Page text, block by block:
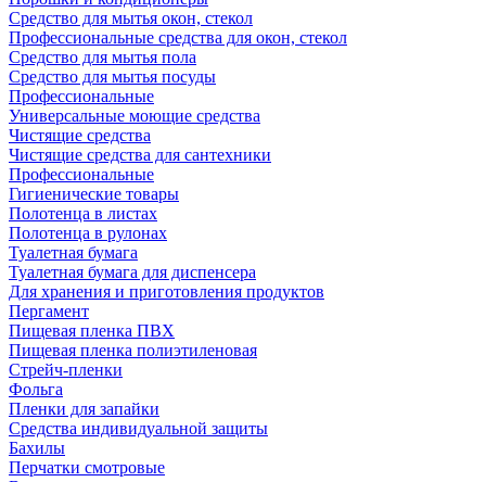
Средство для мытья окон, стекол
Профессиональные средства для окон, стекол
Средство для мытья пола
Средство для мытья посуды
Профессиональные
Универсальные моющие средства
Чистящие средства
Чистящие средства для сантехники
Профессиональные
Гигиенические товары
Полотенца в листах
Полотенца в рулонах
Туалетная бумага
Туалетная бумага для диспенсера
Для хранения и приготовления продуктов
Пергамент
Пищевая пленка ПВХ
Пищевая пленка полиэтиленовая
Стрейч-пленки
Фольга
Пленки для запайки
Средства индивидуальной защиты
Бахилы
Перчатки смотровые